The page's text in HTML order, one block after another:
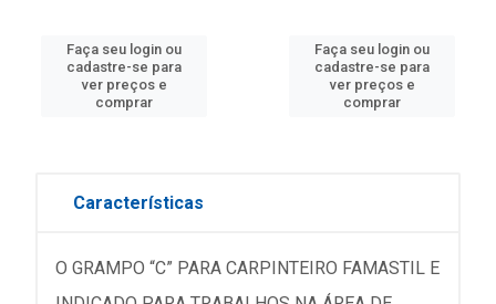
Faça seu login ou
cadastre-se para
ver preços e
comprar
Faça seu login ou
cadastre-se para
ver preços e
comprar
Características
O GRAMPO “C” PARA CARPINTEIRO FAMASTIL E